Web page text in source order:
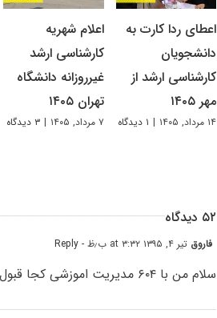
اعطای ردا کارت به
دانشجویان
کارشناسی ارشد از
مهر ۱۴۰۵
۱۴ مرداد, ۱۴۰۵ | ۱ دیدگاه
اعلام شهریه
کارشناسی ارشد
غیرروزانه دانشگاه
تهران ۱۴۰۵
۷ مرداد, ۱۴۰۵ | ۳ دیدگاه
۵۲ دیدگاه
فاروق تیر ۴, ۱۳۹۵ at ۳:۳۲ ب٫ظ - Reply
سلام من با ۶۰۴ مدیریت اموزشی کجا قبول میشم